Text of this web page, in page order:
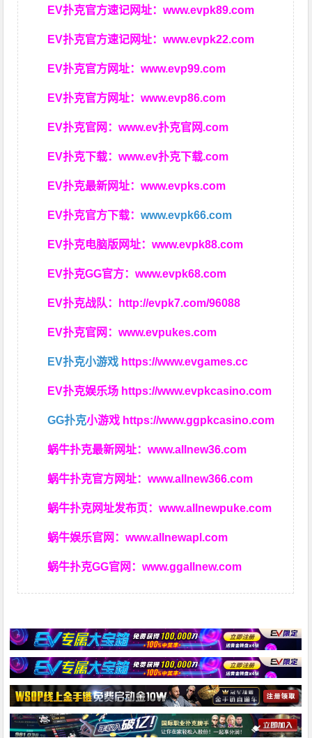
EV扑克官方速记网址：www.evpk89.com
EV扑克官方速记网址：www.evpk22.com
EV扑克官方网址：www.evp99.com
EV扑克官方网址：www.evp86.com
EV扑克官网：www.ev扑克官网.com
EV扑克下载：www.ev扑克下载.com
EV扑克最新网址：www.evpks.com
EV扑克官方下载：www.evpk66.com
EV扑克电脑版网址：www.evpk88.com
EV扑克GG官方：www.evpk68.com
EV扑克战队： http://evpk7.com/96088
EV扑克官网：www.evpukes.com
EV扑克小游戏 https://www.evgames.cc
EV扑克娱乐场 https://www.evpkcasino.com
GG扑克小游戏 https://www.ggpkcasino.com
蜗牛扑克最新网址：www.allnew36.com
蜗牛扑克官方网址：www.allnew366.com
蜗牛扑克网址发布页：www.allnewpuke.com
蜗牛娱乐官网：www.allnewapl.com
蜗牛扑克GG官网：www.ggallnew.com